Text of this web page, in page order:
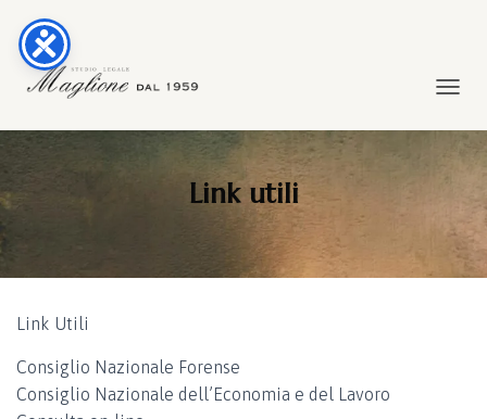
Link utili
Link Utili
Consiglio Nazionale Forense
Consiglio Nazionale dell’Economia e del Lavoro